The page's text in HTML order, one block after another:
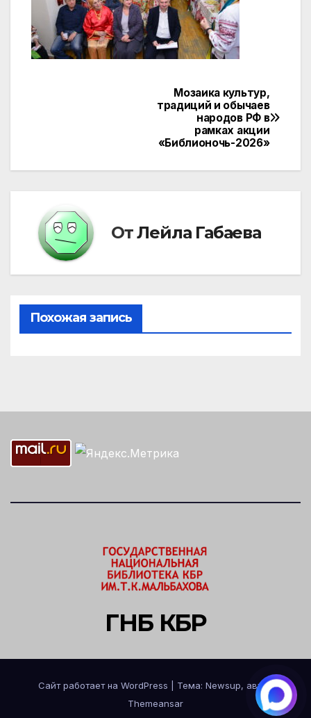
Мозаика культур,
традиций и обычаев
народов РФ в
рамках акции
«Библионочь-2026»
ОтЛейла Габаева
Похожая запись
ГНБ КБР
Сайт работает на WordPress
Тема: Newsup, автор
Themeansar